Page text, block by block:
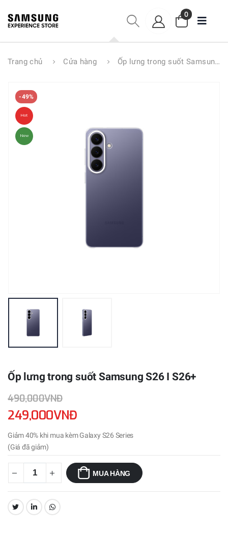
0
Trang chủ Cửa hàng Ốp lưng trong suốt Samsung S26 I S26+
-49%
Hot
New
Ốp lưng trong suốt Samsung S26 I S26+
490,000VNĐ
249,000VNĐ
Giảm 40% khi mua kèm Galaxy S26 Series
(Giá đã giảm)
MUA HÀNG
CHIA SẺ: